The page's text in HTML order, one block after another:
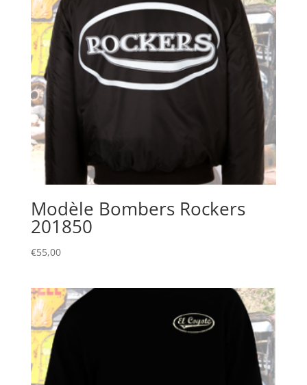
Modèle Bombers Rockers
201850
€55,00